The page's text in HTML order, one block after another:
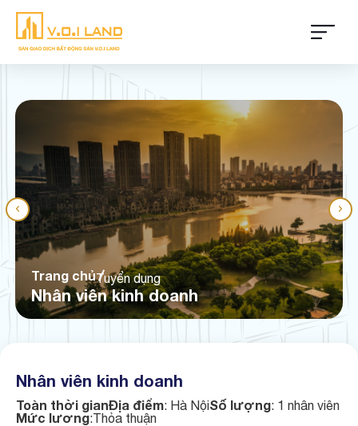
Trang chủTuyển dụng
Nhân viên kinh doanh
Nhân viên kinh doanh
Toàn thời gianĐịa điểm: Hà NộiSố lượng: 1 nhân viên
Mức lương:Thỏa thuận